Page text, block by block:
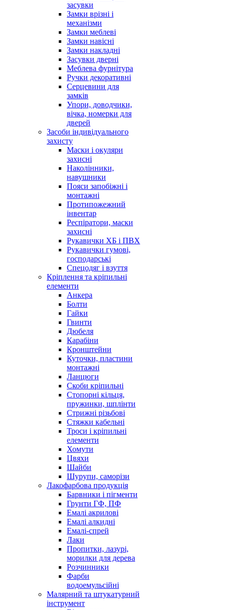
засувки
Замки врізні і
механізми
Замки меблеві
Замки навісні
Замки накладні
Засувки дверні
Меблева фурнітура
Ручки декоративні
Серцевини для
замків
Упори, доводчики,
вічка, номерки для
дверей
Засоби індивідуального
захисту
Маски і окуляри
захисні
Наколінники,
навушники
Пояси запобіжні і
монтажні
Протипожежний
інвентар
Респіратори, маски
захисні
Рукавички ХБ і ПВХ
Рукавички гумові,
господарські
Спецодяг і взуття
Кріплення та кріпильні
елементи
Анкера
Болти
Гайки
Гвинти
Дюбеля
Карабіни
Кронштейни
Куточки, пластини
монтажні
Ланцюги
Скоби кріпильні
Стопорні кільця,
пружинки, шплінти
Стрижні різьбові
Стяжки кабельні
Троси і кріпильні
елементи
Хомути
Цвяхи
Шайби
Шурупи, саморізи
Лакофарбова продукція
Барвники і пігменти
Грунти ГФ, ПФ
Емалі акрилові
Емалі алкидні
Емалі-спрей
Лаки
Пропитки, лазурі,
морилки для дерева
Розчинники
Фарби
водоемульсійні
Малярний та штукатурний
інструмент